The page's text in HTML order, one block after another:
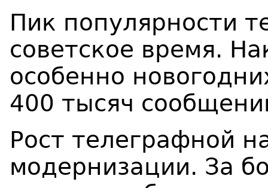
Пик популярности
советское время.
особенно
400 тысяч
Рост телеграфной
модернизации. За